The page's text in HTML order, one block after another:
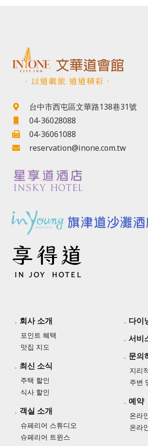
．以道載旅 道道精彩．
台中市西屯區文華路138巷31號
04-36028088
04-36061088
reservation@inone.com.tw
회사 소개
포인트 혜택
맛집 지도
최신 소식
주택 할인
식사 할인
객실 소개
슈페리어 스튜디오
슈페리어 트윈스
다이
서비
문의
지리
주변
예약
온라
온라